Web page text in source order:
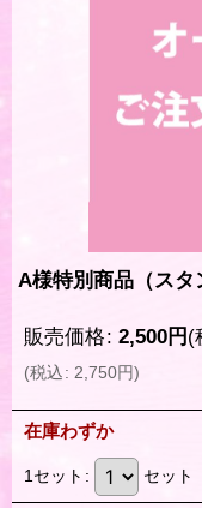
A様特別商品（スタ
販売価格: 2,500円 (
(税込: 2,750円)
在庫わずか
1セット : セット